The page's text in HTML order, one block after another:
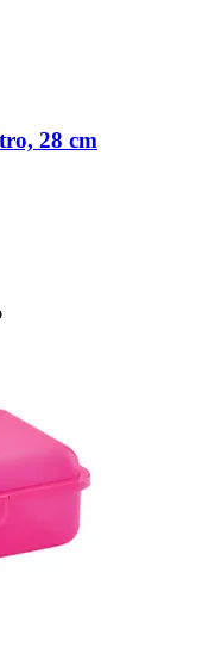
28 cm